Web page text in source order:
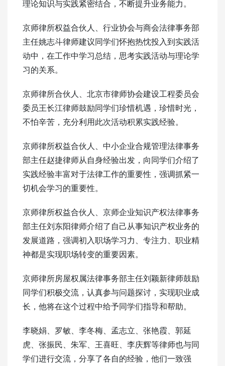
理论知识与实践紧密结合，不断提升业务能力。
京师律所权益合伙人、行业协会与商会法律事务部
主任姚志斗律师建议同学们怀抱热忱投入到实践活
动中，在工作中学习总结，思考实践活动与理论学
习的关系。
京师律所合伙人、北京市律师协会建设工程委员会
委员王长江律师鼓励同学们珍惜机遇，珍惜时光，
不怕辛苦，充分利用此次活动积累实践经验。
京师律所权益合伙人、中小企业合规管理法律事务
部主任赵捷律师从自身经验出发，向同学们介绍了
实践经验丰富对于法律工作的重要性，强调抓紧一
切机会学习的重要性。
京师律所权益合伙人、京师企业知识产权法律事务
部主任刘东阳律师介绍了自己从事知识产权业务的
发展道路，强调初入职场学习力、专注力、职业精
神都是实现职场转变的重要因素。
京师律所房屋权属法律事务部主任刘颖新律师鼓励
同学们积极交流，认真参与问题探讨，实现职业成
长，他将在这个过程中给予同学们指导和帮助。
李晓娟、罗敏、李冬梅、孟志立、张艳霞、郭延
虎、张振民、朱军、王喜旺、李庆辉等律师也与同
学们进行交流，分享了各自的经验，他们一致强